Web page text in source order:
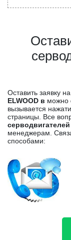
Оставить заявку
ELWOOD в можно
вызывается
страницы. Все
серводвигателей
менеджерам.
способами: